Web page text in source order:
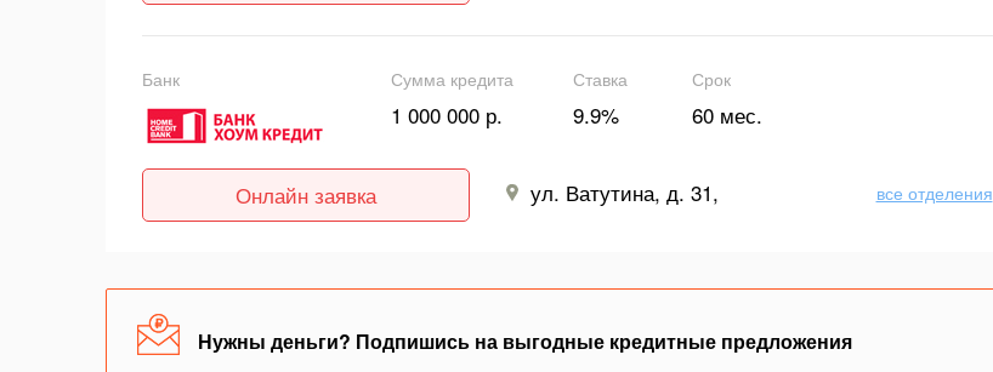
Банк Сумма кредита
1 000 000 р.
Ставка
9.9%
Срок
60 мес.
Онлайн заявка ул. Ватутина, д. 31, все отделения
Нужны деньги? Подпишись на выгодные кредитные предложения